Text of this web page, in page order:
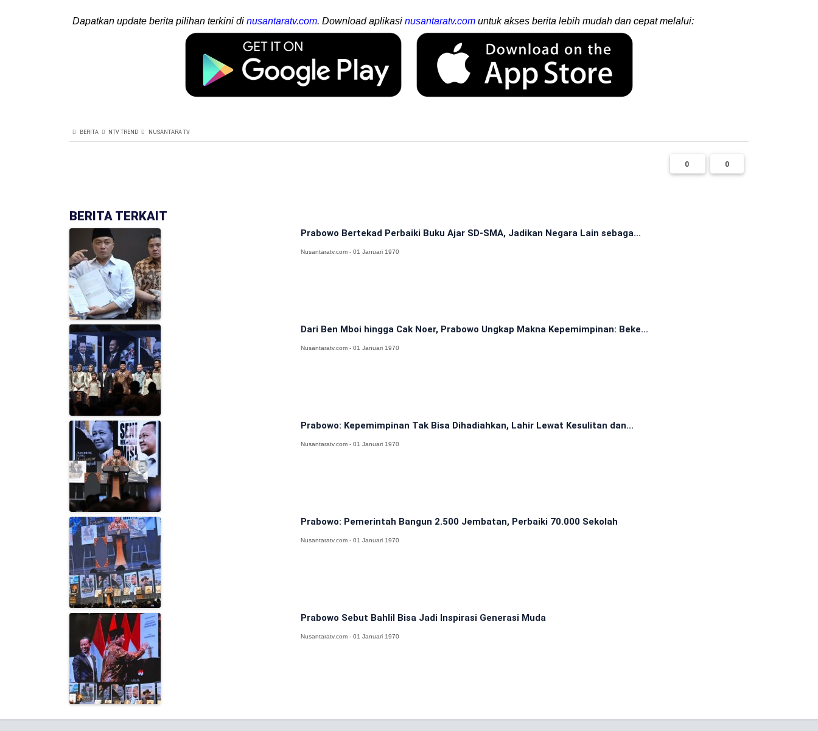
Dapatkan update berita pilihan terkini di nusantaratv.com. Download aplikasi nusantaratv.com untuk akses berita lebih mudah dan cepat melalui:
BERITA NTV TREND NUSANTARA TV
0 0
BERITA TERKAIT
Prabowo Bertekad Perbaiki Buku Ajar SD-SMA, Jadikan Negara Lain sebaga...
Nusantaratv.com - 01 Januari 1970
Dari Ben Mboi hingga Cak Noer, Prabowo Ungkap Makna Kepemimpinan: Beke...
Nusantaratv.com - 01 Januari 1970
Prabowo: Kepemimpinan Tak Bisa Dihadiahkan, Lahir Lewat Kesulitan dan...
Nusantaratv.com - 01 Januari 1970
Prabowo: Pemerintah Bangun 2.500 Jembatan, Perbaiki 70.000 Sekolah
Nusantaratv.com - 01 Januari 1970
Prabowo Sebut Bahlil Bisa Jadi Inspirasi Generasi Muda
Nusantaratv.com - 01 Januari 1970